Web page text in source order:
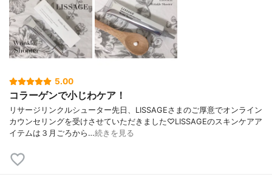
5.00
コラーゲンで小じわケア！
リサージリンクルシューター先日、LISSAGEさまのご厚意でオンライン
カウンセリングを受けさせていただきました♡LISSAGEのスキンケアア
イテムは３月ごろから…続きを見る